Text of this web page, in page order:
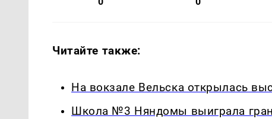
Читайте также:
На вокзале Вельска открылась
Школа №3 Няндомы выиграла